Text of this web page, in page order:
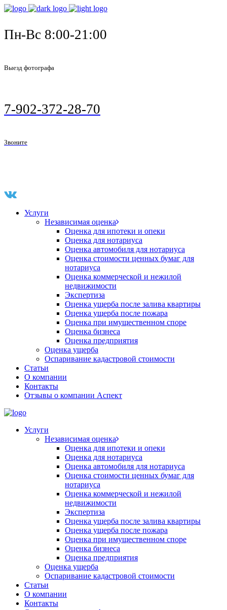
Пн-Вс 8:00-21:00
Выезд фотографа
7-902-372-28-70
Звоните
Услуги
Независимая оценка
Оценка для ипотеки и опеки
Оценка для нотариуса
Оценка автомобиля для нотариуса
Оценка стоимости ценных бумаг для
нотариуса
Оценка коммерческой и нежилой
недвижимости
Экспертиза
Оценка ущерба после залива квартиры
Оценка ущерба после пожара
Оценка при имущественном споре
Оценка бизнеса
Оценка предприятия
Оценка ущерба
Оспаривание кадастровой стоимости
Статьи
О компании
Контакты
Отзывы о компании Аспект
Услуги
Независимая оценка
Оценка для ипотеки и опеки
Оценка для нотариуса
Оценка автомобиля для нотариуса
Оценка стоимости ценных бумаг для
нотариуса
Оценка коммерческой и нежилой
недвижимости
Экспертиза
Оценка ущерба после залива квартиры
Оценка ущерба после пожара
Оценка при имущественном споре
Оценка бизнеса
Оценка предприятия
Оценка ущерба
Оспаривание кадастровой стоимости
Статьи
О компании
Контакты